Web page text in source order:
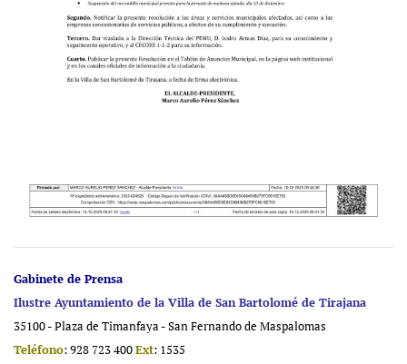
Gabinete de Prensa
Ilustre Ayuntamiento de la Villa de San Bartolomé de Tirajana
35100 - Plaza de Timanfaya - San Fernando de Maspalomas
Teléfono: 928 723 400Ext: 1535